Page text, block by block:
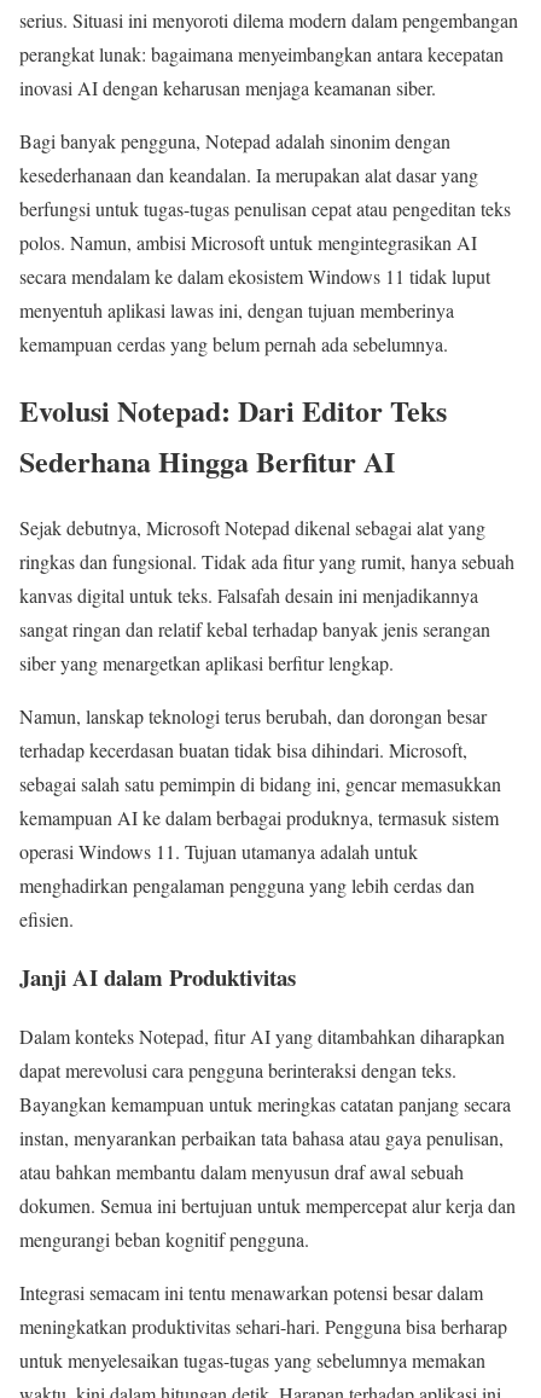
serius. Situasi ini menyoroti dilema modern dalam pengembangan
perangkat lunak: bagaimana menyeimbangkan antara kecepatan
inovasi AI dengan keharusan menjaga keamanan siber.
Bagi banyak pengguna, Notepad adalah sinonim dengan
kesederhanaan dan keandalan. Ia merupakan alat dasar yang
berfungsi untuk tugas-tugas penulisan cepat atau pengeditan teks
polos. Namun, ambisi Microsoft untuk mengintegrasikan AI
secara mendalam ke dalam ekosistem Windows 11 tidak luput
menyentuh aplikasi lawas ini, dengan tujuan memberinya
kemampuan cerdas yang belum pernah ada sebelumnya.
Evolusi Notepad: Dari Editor Teks
Sederhana Hingga Berfitur AI
Sejak debutnya, Microsoft Notepad dikenal sebagai alat yang
ringkas dan fungsional. Tidak ada fitur yang rumit, hanya sebuah
kanvas digital untuk teks. Falsafah desain ini menjadikannya
sangat ringan dan relatif kebal terhadap banyak jenis serangan
siber yang menargetkan aplikasi berfitur lengkap.
Namun, lanskap teknologi terus berubah, dan dorongan besar
terhadap kecerdasan buatan tidak bisa dihindari. Microsoft,
sebagai salah satu pemimpin di bidang ini, gencar memasukkan
kemampuan AI ke dalam berbagai produknya, termasuk sistem
operasi Windows 11. Tujuan utamanya adalah untuk
menghadirkan pengalaman pengguna yang lebih cerdas dan
efisien.
Janji AI dalam Produktivitas
Dalam konteks Notepad, fitur AI yang ditambahkan diharapkan
dapat merevolusi cara pengguna berinteraksi dengan teks.
Bayangkan kemampuan untuk meringkas catatan panjang secara
instan, menyarankan perbaikan tata bahasa atau gaya penulisan,
atau bahkan membantu dalam menyusun draf awal sebuah
dokumen. Semua ini bertujuan untuk mempercepat alur kerja dan
mengurangi beban kognitif pengguna.
Integrasi semacam ini tentu menawarkan potensi besar dalam
meningkatkan produktivitas sehari-hari. Pengguna bisa berharap
untuk menyelesaikan tugas-tugas yang sebelumnya memakan